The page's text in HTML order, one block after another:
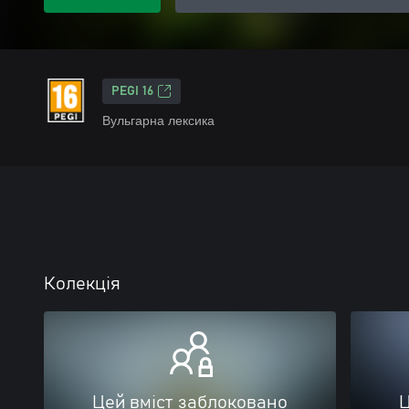
PEGI 16
Вульгарна лексика
Колекція
Цей вміст заблоковано